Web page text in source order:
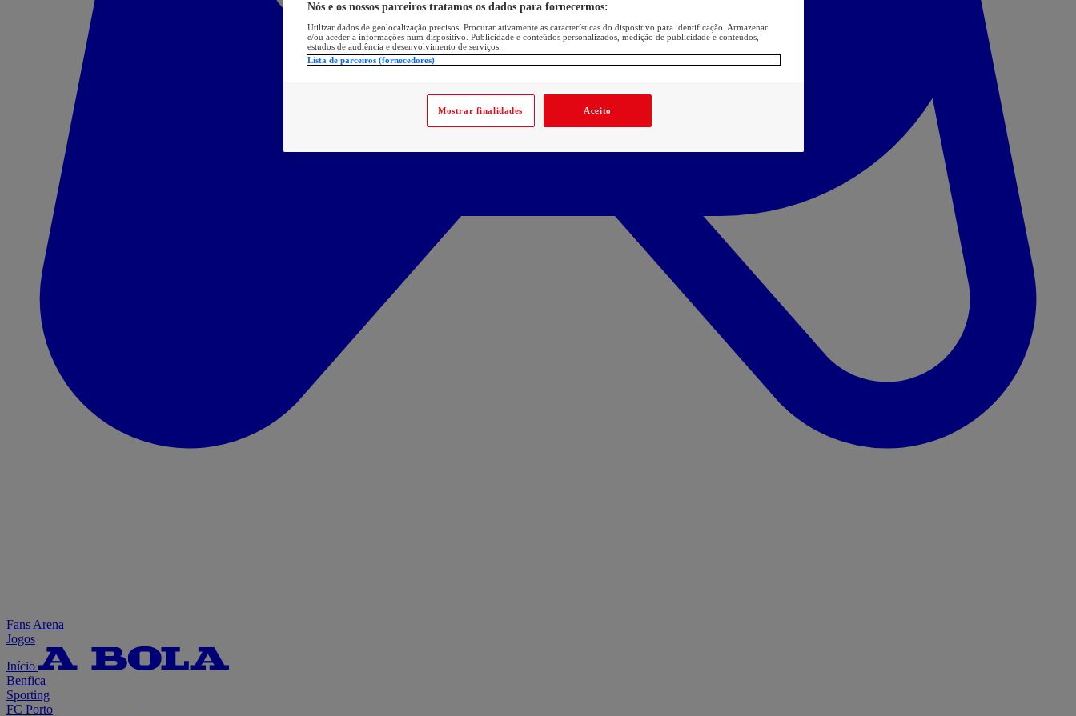
Fans Arena
Jogos
Início
Benfica
Sporting
FC Porto
Nós e os nossos parceiros tratamos os dados para fornecermos:
Utilizar dados de geolocalização precisos. Procurar ativamente as características do dispositivo para identificação. Armazenar
e/ou aceder a informações num dispositivo. Publicidade e conteúdos personalizados, medição de publicidade e conteúdos,
estudos de audiência e desenvolvimento de serviços.
Lista de parceiros (fornecedores)
Mostrar finalidades Aceito